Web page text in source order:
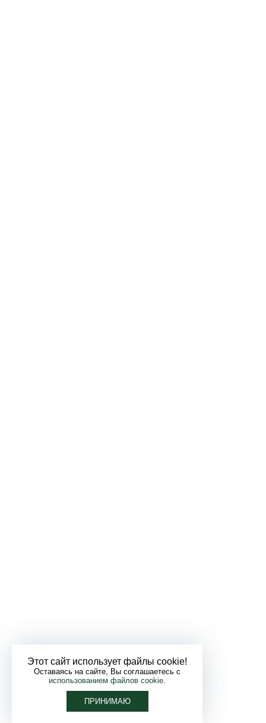
Этот сайт использует файлы cookie!
Оставаясь на сайте, Вы соглашаетесь с
использованием файлов cookie.
ПРИНИМАЮ